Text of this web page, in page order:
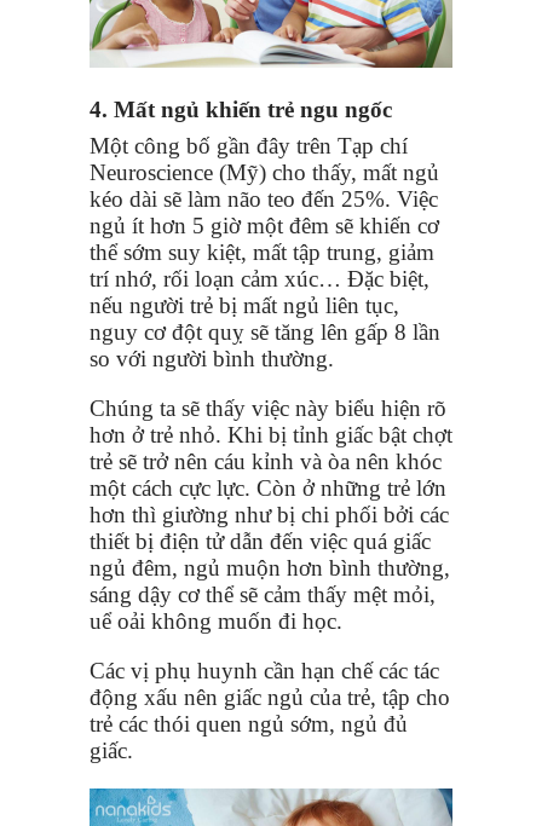
4. Mất ngủ khiến trẻ ngu ngốc
Một công bố gần đây trên Tạp chí
Neuroscience (Mỹ) cho thấy, mất ngủ
kéo dài sẽ làm não teo đến 25%. Việc
ngủ ít hơn 5 giờ một đêm sẽ khiến cơ
thể sớm suy kiệt, mất tập trung, giảm
trí nhớ, rối loạn cảm xúc… Đặc biệt,
nếu người trẻ bị mất ngủ liên tục,
nguy cơ đột quỵ sẽ tăng lên gấp 8 lần
so với người bình thường.
Chúng ta sẽ thấy việc này biểu hiện rõ
hơn ở trẻ nhỏ. Khi bị tỉnh giấc bật chợt
trẻ sẽ trở nên cáu kỉnh và òa nên khóc
một cách cực lực. Còn ở những trẻ lớn
hơn thì giường như bị chi phối bởi các
thiết bị điện tử dẫn đến việc quá giấc
ngủ đêm, ngủ muộn hơn bình thường,
sáng dậy cơ thể sẽ cảm thấy mệt mỏi,
uể oải không muốn đi học.
Các vị phụ huynh cần hạn chế các tác
động xấu nên giấc ngủ của trẻ, tập cho
trẻ các thói quen ngủ sớm, ngủ đủ
giấc.